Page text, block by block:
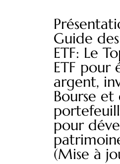
Guide
ETF: Le
ETF pour
argent,
Bourse
pour
(Mise à